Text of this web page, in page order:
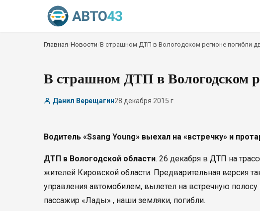
Главная Новости В страшном ДТП в Вологодском регионе погибли
В страшном ДТП в Вологодском
Данил Верещагин28 декабря 2015 г.
Водитель «Ssang Young» выехал на «встречку» и
ДТП в Вологодской области. 26 декабря в ДТП на
жителей Кировской области. Предварительная версия
управления автомобилем, вылетел на встречную полосу
пассажир «Лады» , наши земляки, погибли.